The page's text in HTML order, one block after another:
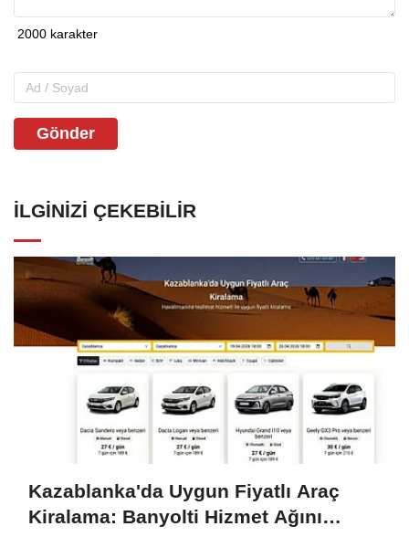
Gönder
İLGINIZI ÇEKEBILIR
Kazablanka'da Uygun Fiyatlı Araç
Kiralama: Banyolti Hizmet Ağını